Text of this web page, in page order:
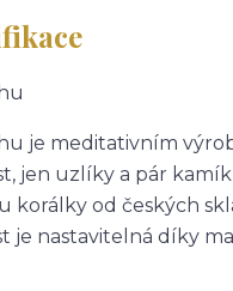
je meditativním
jen uzlíky a pár
korálky od českých
je nastavitelná díky